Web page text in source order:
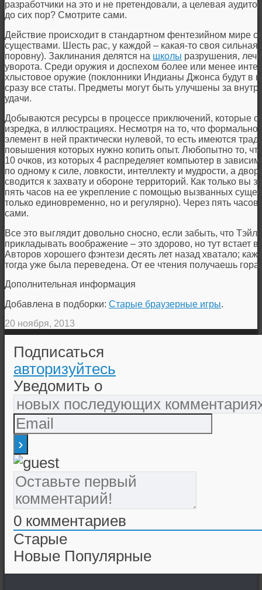
разработчики на это и не претендовали, а целевая
до сих пор? Смотрите сами.
Действие происходит в стандартном фентезийном мире
существами. Шесть рас, у каждой – какая-то своя
поровну). Заклинания делятся на школы разрушения,
уворота. Среди оружия и доспехом более или менее
хлыстовое оружие (поклонники Индианы Джонса будут в
сразу все статы. Предметы могут быть улучшены за
удачи.
Добываются ресурсы в процессе приключений, которые
изредка, в иллюстрациях. Несмотря на то, что
элемент в ней практически нулевой, то есть имеются
повышения которых нужно копить опыт. Любопытно то,
10 очков, из которых 4 распределяет компьютер в
по одному к силе, ловкости, интеллекту и мудрости, а
сводится к захвату и обороне территорий. Как только вы
пять часов на ее укрепление с помощью вызванных
только единовременно, но и регулярно). Через пять
сами.
Все это выглядит довольно сносно, если забыть, что Тэйл
прикладывать воображение – это здорово, но тут встает
Авторов хорошего фэнтези десять лет назад хватало;
тогда уже была переведена. От ее чтения получаешь
Дополнительная информация
Добавлена в подборки: Старые браузерные игры.
20 ноября, 2013
Подписаться
авторизуйтесь
Уведомить о
0 комментариев
Старые
Новые Популярные